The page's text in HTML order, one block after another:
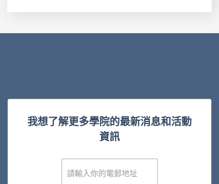
我想了解更多學院的最新消息和活動
資訊
電
子